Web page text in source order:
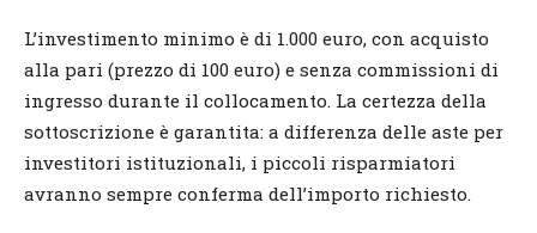
L’investimento minimo è di 1.000 euro, con acquisto
alla pari (prezzo di 100 euro) e senza commissioni di
ingresso durante il collocamento. La certezza della
sottoscrizione è garantita: a differenza delle aste per
investitori istituzionali, i piccoli risparmiatori
avranno sempre conferma dell’importo richiesto.